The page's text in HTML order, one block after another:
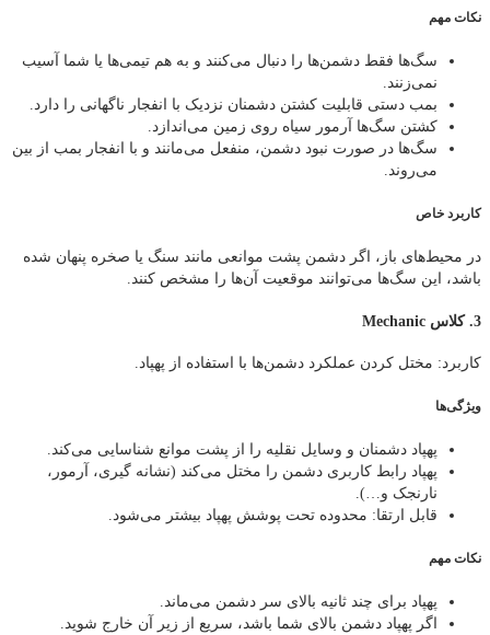
نکات مهم
سگ‌ها فقط دشمن‌ها را دنبال می‌کنند و به هم‌ تیمی‌ها یا شما آسیب
نمی‌زنند.
بمب دستی قابلیت کشتن دشمنان نزدیک با انفجار ناگهانی را دارد.
کشتن سگ‌ها آرمور سیاه روی زمین می‌اندازد.
سگ‌ها در صورت نبود دشمن، منفعل می‌مانند و با انفجار بمب از بین
می‌روند.
کاربرد خاص
در محیط‌های باز، اگر دشمن پشت موانعی مانند سنگ یا صخره پنهان شده
باشد، این سگ‌ها می‌توانند موقعیت آن‌ها را مشخص کنند.
3. کلاس Mechanic
کاربرد: مختل کردن عملکرد دشمن‌ها با استفاده از پهپاد.
ویژگی‌ها
پهپاد دشمنان و وسایل نقلیه را از پشت موانع شناسایی می‌کند.
پهپاد رابط کاربری دشمن را مختل می‌کند (نشانه‌ گیری، آرمور،
نارنجک و…).
قابل ارتقا: محدوده تحت پوشش پهپاد بیشتر می‌شود.
نکات مهم
پهپاد برای چند ثانیه بالای سر دشمن می‌ماند.
اگر پهپاد دشمن بالای شما باشد، سریع از زیر آن خارج شوید.